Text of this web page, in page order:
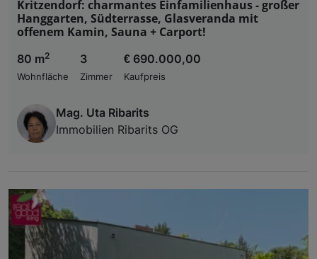
Kritzendorf: charmantes Einfamilienhaus - großer
Hanggarten, Südterrasse, Glasveranda mit
offenem Kamin, Sauna + Carport!
80 m2
Wohnfläche
3
Zimmer
€ 690.000,00
Kaufpreis
Mag. Uta Ribarits
Immobilien Ribarits OG